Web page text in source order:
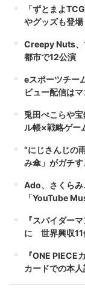
「ずとまよ
やグッズも登場
Creepy Nuts
都市で12公演
eスポーツチー
ビュー配信は
兎田ぺこらや
ル帳×戦略ゲー
“にじさんじの
み傘」がガチす
Ado、さくらみ
「YouTube
『スパイダー
に 世界興収11
『ONE PIECE
カードでの本